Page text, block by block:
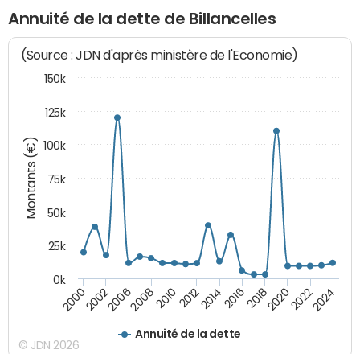
Annuité de la dette de Billancelles
Montants (€)
(Source : JDN d'après ministère de l'Economie)
Annuité de la dette
200020022006200820102012201420162018202020222024
0k
25k
50k
75k
100k
125k
150k
© JDN 2026